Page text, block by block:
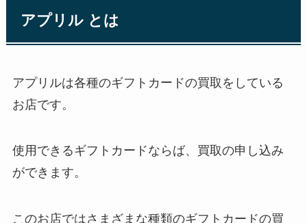
アプリル とは
アプリルは各種のギフトカードの買取をしている
お店です。
使用できるギフトカードならば、買取の申し込み
ができます。
このお店ではさまざまな種類のギフトカードの買